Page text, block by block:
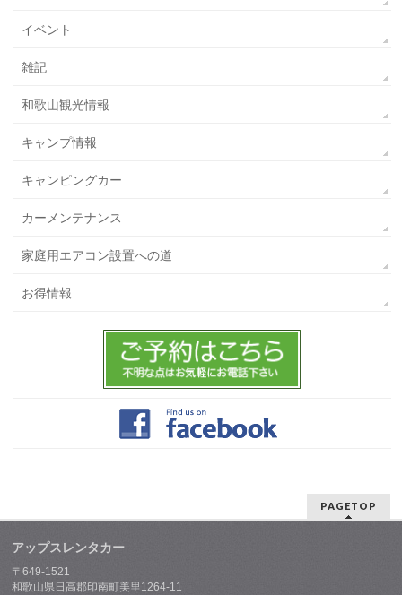
イベント
雑記
和歌山観光情報
キャンプ情報
キャンピングカー
カーメンテナンス
家庭用エアコン設置への道
お得情報
PAGETOP
アップスレンタカー
〒649-1521
和歌山県日高郡印南町美里1264-11